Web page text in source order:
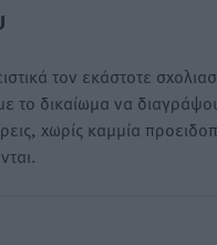
τον εκάστοτε
το δικαίωμα να
χωρίς καμμία